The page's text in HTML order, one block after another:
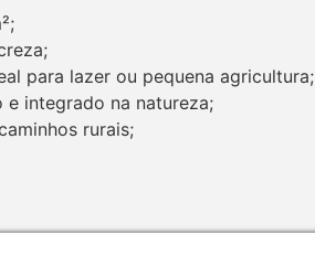
para lazer ou pequena agricultura;
e integrado na natureza;
rurais;